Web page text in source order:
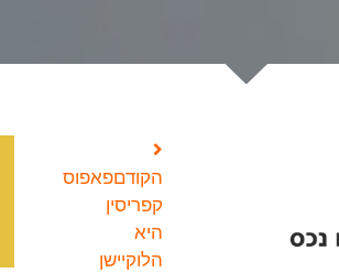
הקודםפאפוס
קפריסין
היא
הלוקיישן